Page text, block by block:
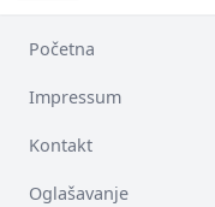
Početna
Impressum
Kontakt
Oglašavanje